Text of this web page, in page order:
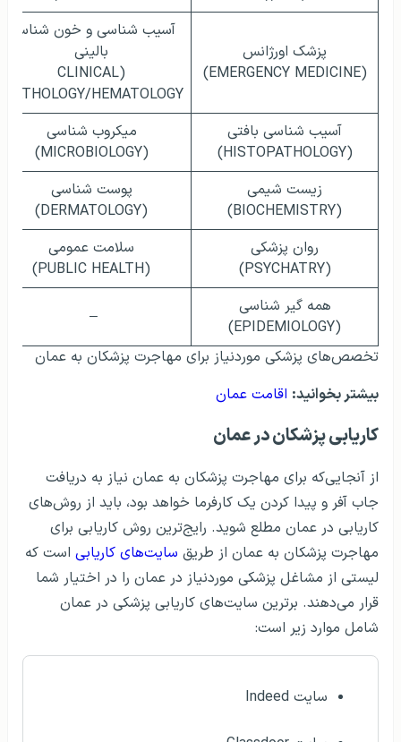
پزشک اورژانس
(EMERGENCY MEDICINE)
آسیب شناسی و خون شناسی
بالینی
(CLINICAL
PATHOLOGY/HEMATOLOGY)
آسیب شناسی بافتی
(HISTOPATHOLOGY)
میکروب شناسی
(MICROBIOLOGY)
زیست شیمی
(BIOCHEMISTRY)
پوست شناسی
(DERMATOLOGY)
روان پزشکی
(PSYCHATRY)
سلامت عمومی
(PUBLIC HEALTH)
همه گیر شناسی
(EPIDEMIOLOGY)
–
تخصص‌های پزشکی موردنیاز برای مهاجرت پزشکان به عمان
بیشتر بخوانید: اقامت عمان
کاریابی پزشکان در عمان
از آنجایی‌که برای مهاجرت پزشکان به عمان نیاز به دریافت
جاب آفر و پیدا کردن یک کارفرما خواهد بود، باید از روش‌های
کاریابی در عمان مطلع شوید. رایج‌ترین روش کاریابی برای
مهاجرت پزشکان به عمان از طریق سایت‌های کاریابی است که
لیستی از مشاغل پزشکی موردنیاز در عمان را در اختیار شما
قرار می‌دهند. برترین سایت‌های کاریابی پزشکی در عمان
شامل موارد زیر است:
سایت Indeed